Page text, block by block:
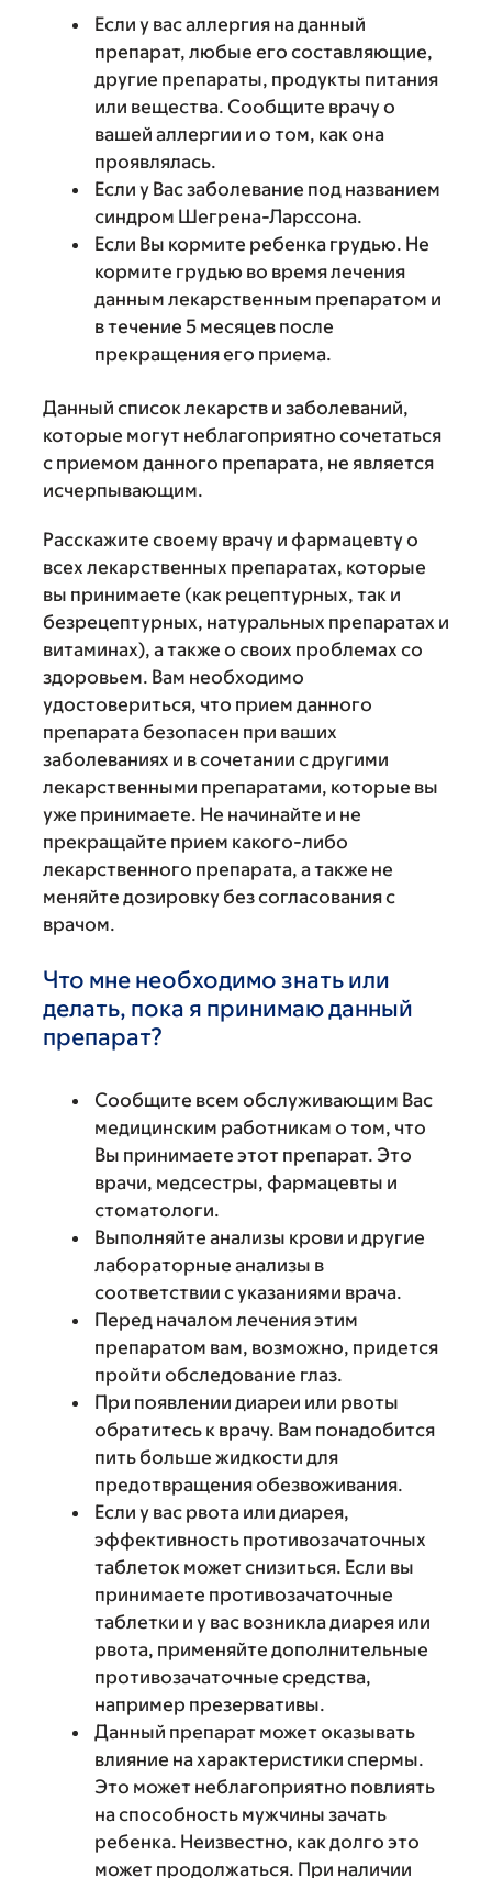
Если у вас аллергия на данный
препарат, любые его составляющие,
другие препараты, продукты питания
или вещества. Сообщите врачу о
вашей аллергии и о том, как она
проявлялась.
Если у Вас заболевание под названием
синдром Шегрена-Ларссона.
Если Вы кормите ребенка грудью. Не
кормите грудью во время лечения
данным лекарственным препаратом и
в течение 5 месяцев после
прекращения его приема.
Данный список лекарств и заболеваний,
которые могут неблагоприятно сочетаться
с приемом данного препарата, не является
исчерпывающим.
Расскажите своему врачу и фармацевту о
всех лекарственных препаратах, которые
вы принимаете (как рецептурных, так и
безрецептурных, натуральных препаратах и
витаминах), а также о своих проблемах со
здоровьем. Вам необходимо
удостовериться, что прием данного
препарата безопасен при ваших
заболеваниях и в сочетании с другими
лекарственными препаратами, которые вы
уже принимаете. Не начинайте и не
прекращайте прием какого-либо
лекарственного препарата, а также не
меняйте дозировку без согласования с
врачом.
Что мне необходимо знать или
делать, пока я принимаю данный
препарат?
Сообщите всем обслуживающим Вас
медицинским работникам о том, что
Вы принимаете этот препарат. Это
врачи, медсестры, фармацевты и
стоматологи.
Выполняйте анализы крови и другие
лабораторные анализы в
соответствии с указаниями врача.
Перед началом лечения этим
препаратом вам, возможно, придется
пройти обследование глаз.
При появлении диареи или рвоты
обратитесь к врачу. Вам понадобится
пить больше жидкости для
предотвращения обезвоживания.
Если у вас рвота или диарея,
эффективность противозачаточных
таблеток может снизиться. Если вы
принимаете противозачаточные
таблетки и у вас возникла диарея или
рвота, применяйте дополнительные
противозачаточные средства,
например презервативы.
Данный препарат может оказывать
влияние на характеристики спермы.
Это может неблагоприятно повлиять
на способность мужчины зачать
ребенка. Неизвестно, как долго это
может продолжаться. При наличии